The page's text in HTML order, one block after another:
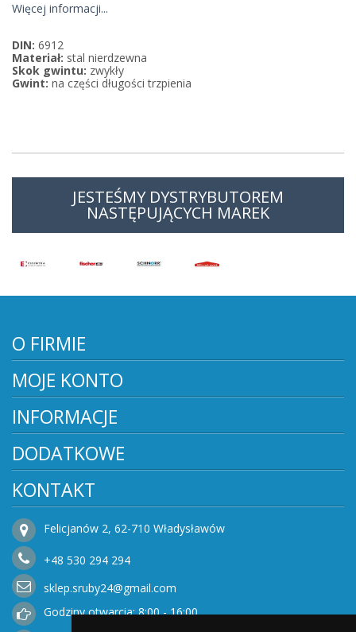
Więcej informacji...
DIN: 6912
Materiał: stal nierdzewna
Skok gwintu: zwykły
Gwint: na części długości trzpienia
JESTEŚMY DYSTRYBUTOREM
NASTĘPUJĄCYCH MAREK
O FIRMIE
MOJE KONTO
INFORMACJE
DODATKOWE
KONTAKT
Felicjanów 2, 62-710 Władysławów
+48 530 294 294
sklep.sruby24@gmail.com
Godziny otwarcia: 8:00 - 16:00